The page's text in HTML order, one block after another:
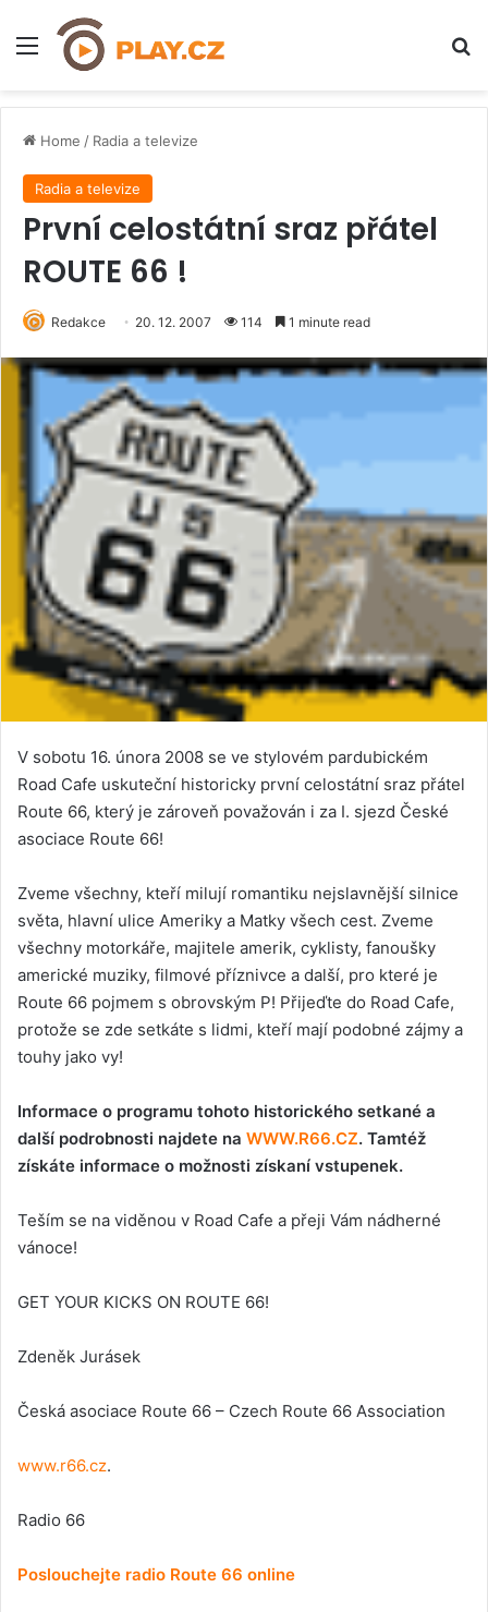
Menu
Home / Radia a televize
Radia a televize
První celostátní sraz přátel
ROUTE 66 !
Redakce 20. 12. 2007 114 1 minute read
V sobotu 16. února 2008 se ve stylovém pardubickém
Road Cafe uskuteční historicky první celostátní sraz přátel
Route 66, který je zároveň považován i za I. sjezd České
asociace Route 66!
Zveme všechny, kteří milují romantiku nejslavnější silnice
světa, hlavní ulice Ameriky a Matky všech cest. Zveme
všechny motorkáře, majitele amerik, cyklisty, fanoušky
americké muziky, filmové příznivce a další, pro které je
Route 66 pojmem s obrovským P! Přijeďte do Road Cafe,
protože se zde setkáte s lidmi, kteří mají podobné zájmy a
touhy jako vy!
Informace o programu tohoto historického setkané a
další podrobnosti najdete na WWW.R66.CZ. Tamtéž
získáte informace o možnosti získaní vstupenek.
Teším se na viděnou v Road Cafe a přeji Vám nádherné
vánoce!
GET YOUR KICKS ON ROUTE 66!
Zdeněk Jurásek
Česká asociace Route 66 – Czech Route 66 Association
www.r66.cz.
Radio 66
Poslouchejte radio Route 66 online